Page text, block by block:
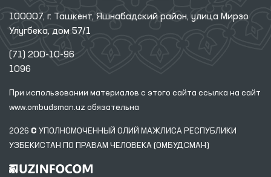
100007, г. Ташкент, Яшнабадский район, улица Мирзо
Улугбека, дом 57/1
(71) 200-10-96
1096
При использовании материалов с этого сайта ссылка на сайт
www.ombudsman.uz обязательна
2026 © УПОЛНОМОЧЕННЫЙ ОЛИЙ МАЖЛИСА РЕСПУБЛИКИ
УЗБЕКИСТАН ПО ПРАВАМ ЧЕЛОВЕКА (ОМБУДСМАН)